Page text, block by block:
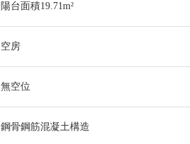
陽台面積19.71m²
空房
無空位
鋼骨鋼筋混凝土構造